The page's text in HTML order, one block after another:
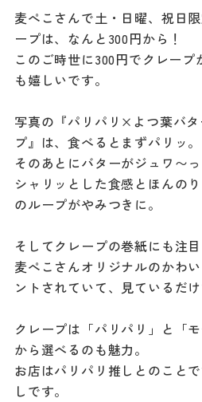
麦ぺこさんで土・日曜、祝日
ープは、なんと300円から！
このご時世に300円でクレー
も嬉しいです。
写真の『パリパリ×よつ葉バ
プ』は、食べるとまずパリッ。
そのあとにバターがジュワ〜
シャリッとした食感とほんの
のループがやみつきに。
そしてクレープの巻紙にも注目
麦ぺこさんオリジナルのかわ
ントされていて、見ているだ
クレープは「パリパリ」と「
から選べるのも魅力。
お店はパリパリ推しとのこと
しです。